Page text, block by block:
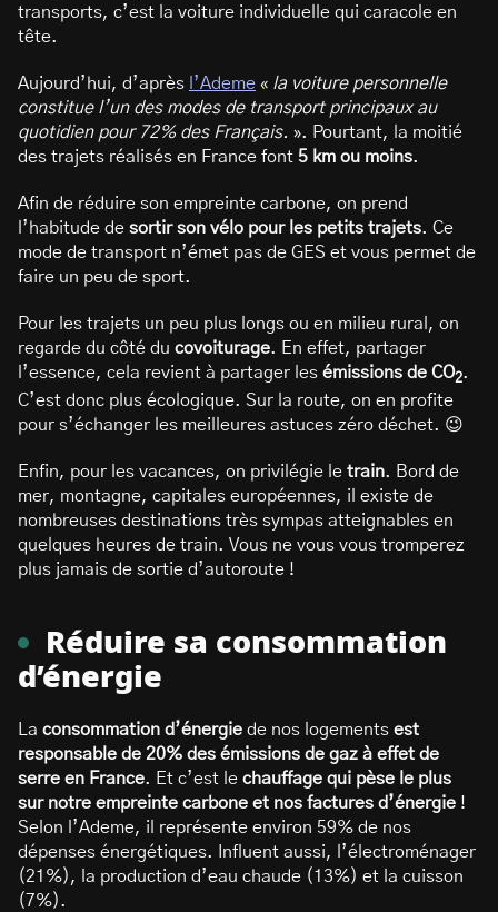
transports, c’est la voiture individuelle qui caracole en
tête.
Aujourd’hui, d’après l’Ademe « la voiture personnelle
constitue l’un des modes de transport principaux au
quotidien pour 72% des Français. ». Pourtant, la moitié
des trajets réalisés en France font 5 km ou moins.
Afin de réduire son empreinte carbone, on prend
l’habitude de sortir son vélo pour les petits trajets. Ce
mode de transport n’émet pas de GES et vous permet de
faire un peu de sport.
Pour les trajets un peu plus longs ou en milieu rural, on
regarde du côté du covoiturage. En effet, partager
l’essence, cela revient à partager les émissions de CO2.
C’est donc plus écologique. Sur la route, on en profite
pour s’échanger les meilleures astuces zéro déchet. 😉
Enfin, pour les vacances, on privilégie le train. Bord de
mer, montagne, capitales européennes, il existe de
nombreuses destinations très sympas atteignables en
quelques heures de train. Vous ne vous vous tromperez
plus jamais de sortie d’autoroute !
Réduire sa consommation
d’énergie
La consommation d’énergie de nos logements est
responsable de 20% des émissions de gaz à effet de
serre en France. Et c’est le chauffage qui pèse le plus
sur notre empreinte carbone et nos factures d’énergie !
Selon l’Ademe, il représente environ 59% de nos
dépenses énergétiques. Influent aussi, l’électroménager
(21%), la production d’eau chaude (13%) et la cuisson
(7%).